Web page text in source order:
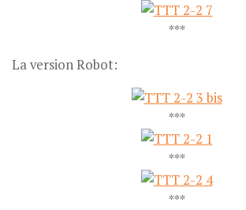
***
La version Robot:
***
***
***